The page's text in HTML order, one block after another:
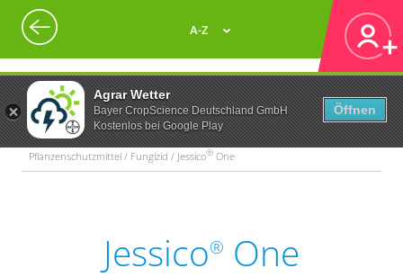
Agrar Wetter
Bayer CropScience Deutschland GmbH
Kostenlos bei Google Play
Öffnen
A-Z
Pflanzenschutzmittel / Fungizid / Jessico® One
Jessico® One